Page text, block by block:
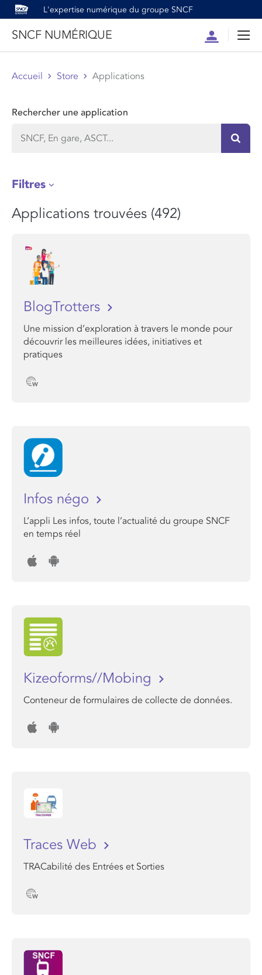
L'expertise numérique du groupe SNCF
SNCF NUMÉRIQUE
Compte
Accueil Store Applications
Rechercher une application
Filtres
Applications trouvées (492)
BlogTrotters
Une mission d’exploration à travers le monde pour
découvrir les meilleures idées, initiatives et
pratiques
Infos négo
L’appli Les infos, toute l’actualité du groupe SNCF
en temps réel
Kizeoforms//Mobing
Conteneur de formulaires de collecte de données.
Traces Web
TRACabilité des Entrées et Sorties